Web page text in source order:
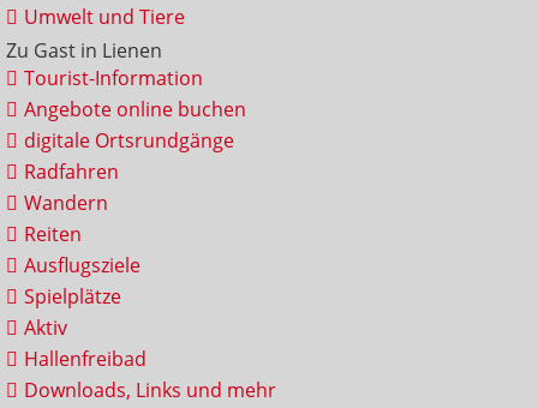
Umwelt und Tiere
Zu Gast in Lienen
Tourist-Information
Angebote online buchen
digitale Ortsrundgänge
Radfahren
Wandern
Reiten
Ausflugsziele
Spielplätze
Aktiv
Hallenfreibad
Downloads, Links und mehr